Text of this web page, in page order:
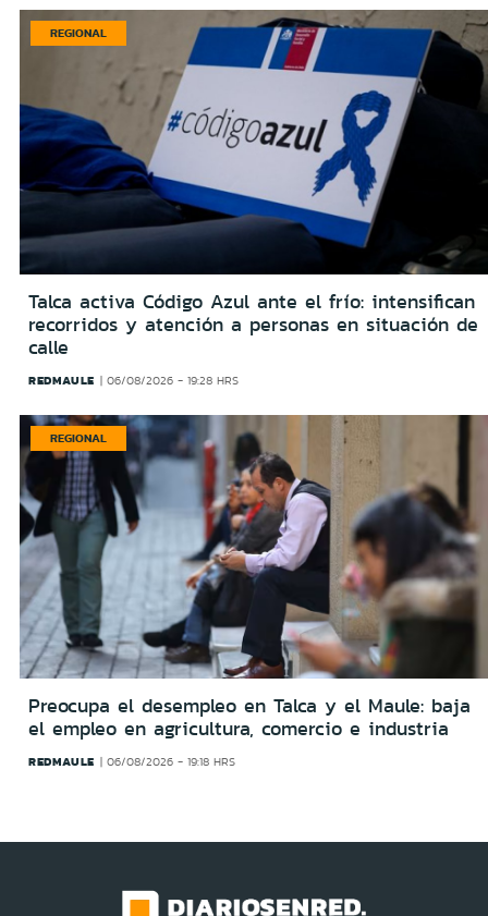
REGIONAL
Talca activa Código Azul ante el frío: intensifican
recorridos y atención a personas en situación de
calle
REDMAULE 06/08/2026 - 19:28 HRS
REGIONAL
Preocupa el desempleo en Talca y el Maule: baja
el empleo en agricultura, comercio e industria
REDMAULE 06/08/2026 - 19:18 HRS